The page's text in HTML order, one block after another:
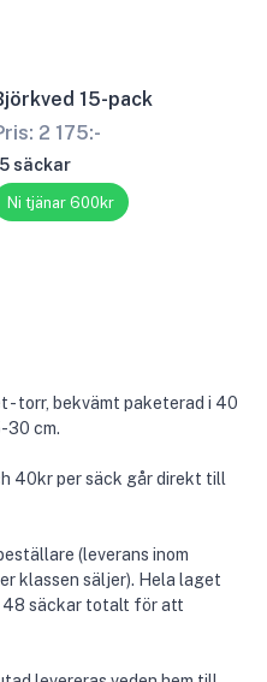
15-pack
2 175:-
säckar
Ni tjänar 600kr
- torr, bekvämt paketerad i 40
30 cm.
40kr per säck går direkt till
(leverans inom
klassen säljer). Hela laget
48 säckar totalt för att